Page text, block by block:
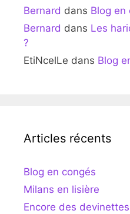
Bernard dans Blog en
Bernard dans Les
?
EtiNcelLe dans Blog
Articles récents
Blog en congés
Milans en lisière
Encore des